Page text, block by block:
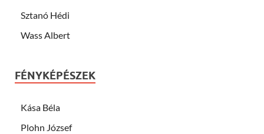
Sztanó Hédi
Wass Albert
FÉNYKÉPÉSZEK
Kása Béla
Plohn József